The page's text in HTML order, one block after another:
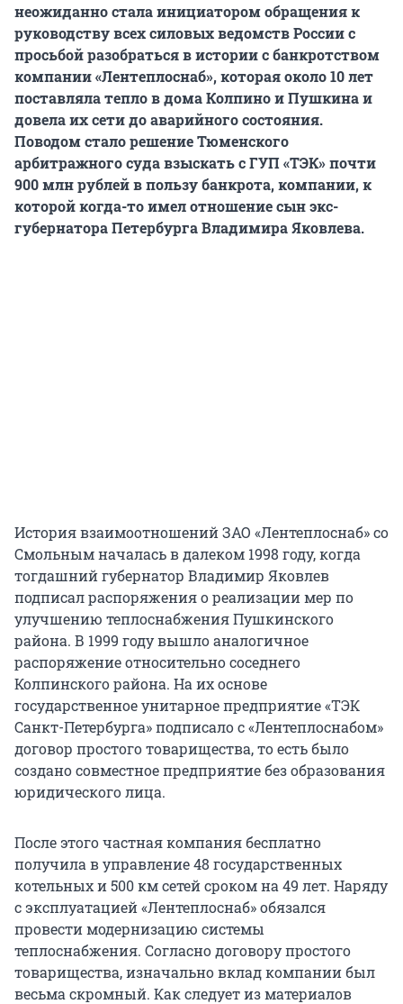
неожиданно стала инициатором обращения к
руководству всех силовых ведомств России с
просьбой разобраться в истории с банкротством
компании «Лентеплоснаб», которая около 10 лет
поставляла тепло в дома Колпино и Пушкина и
довела их сети до аварийного состояния.
Поводом стало решение Тюменского
арбитражного суда взыскать с ГУП «ТЭК» почти
900 млн рублей в пользу банкрота, компании, к
которой когда-то имел отношение сын экс-
губернатора Петербурга Владимира Яковлева.
История взаимоотношений ЗАО «Лентеплоснаб» со
Смольным началась в далеком 1998 году, когда
тогдашний губернатор Владимир Яковлев
подписал распоряжения о реализации мер по
улучшению теплоснабжения Пушкинского
района. В 1999 году вышло аналогичное
распоряжение относительно соседнего
Колпинского района. На их основе
государственное унитарное предприятие «ТЭК
Санкт-Петербурга» подписало с «Лентеплоснабом»
договор простого товарищества, то есть было
создано совместное предприятие без образования
юридического лица.
После этого частная компания бесплатно
получила в управление 48 государственных
котельных и 500 км сетей сроком на 49 лет. Наряду
с эксплуатацией «Лентеплоснаб» обязался
провести модернизацию системы
теплоснабжения. Согласно договору простого
товарищества, изначально вклад компании был
весьма скромный. Как следует из материалов